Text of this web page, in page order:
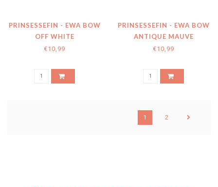
PRINSESSEFIN - EWA BOW
OFF WHITE
€10,99
PRINSESSEFIN - EWA BOW
ANTIQUE MAUVE
€10,99
1 2